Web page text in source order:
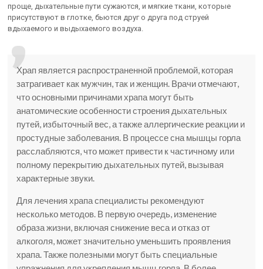
проще, дыхательные пути сужаются, и мягкие ткани, которые
присутствуют в глотке, бьются друг о друга под струей
вдыхаемого и выдыхаемого воздуха.
Храп является распространенной проблемой, которая
затрагивает как мужчин, так и женщин. Врачи отмечают,
что основными причинами храпа могут быть
анатомические особенности строения дыхательных
путей, избыточный вес, а также аллергические реакции и
простудные заболевания. В процессе сна мышцы горла
расслабляются, что может привести к частичному или
полному перекрытию дыхательных путей, вызывая
характерные звуки.
Для лечения храпа специалисты рекомендуют
несколько методов. В первую очередь, изменение
образа жизни, включая снижение веса и отказ от
алкоголя, может значительно уменьшить проявления
храпа. Также полезными могут быть специальные